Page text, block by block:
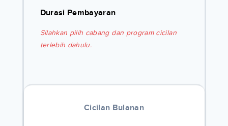
Durasi Pembayaran
Silahkan pilih cabang dan program cicilan
terlebih dahulu.
Cicilan Bulanan